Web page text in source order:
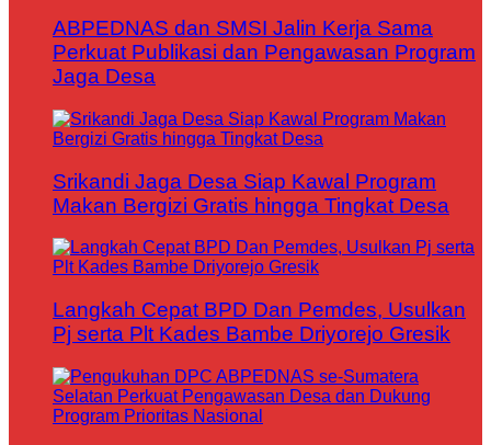
ABPEDNAS dan SMSI Jalin Kerja Sama
Perkuat Publikasi dan Pengawasan Program
Jaga Desa
Srikandi Jaga Desa Siap Kawal Program
Makan Bergizi Gratis hingga Tingkat Desa
Langkah Cepat BPD Dan Pemdes, Usulkan
Pj serta Plt Kades Bambe Driyorejo Gresik